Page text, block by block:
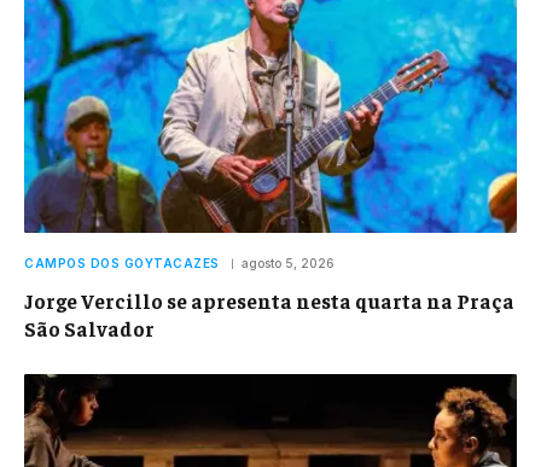
CAMPOS DOS GOYTACAZES agosto 5, 2026
Jorge Vercillo se apresenta nesta quarta na Praça
São Salvador